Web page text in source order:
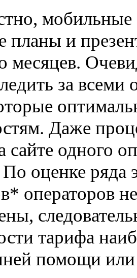
планы и
месяцев.
за
Даже
сайте одного
оценке ряда
операторов
тарифа
помощи